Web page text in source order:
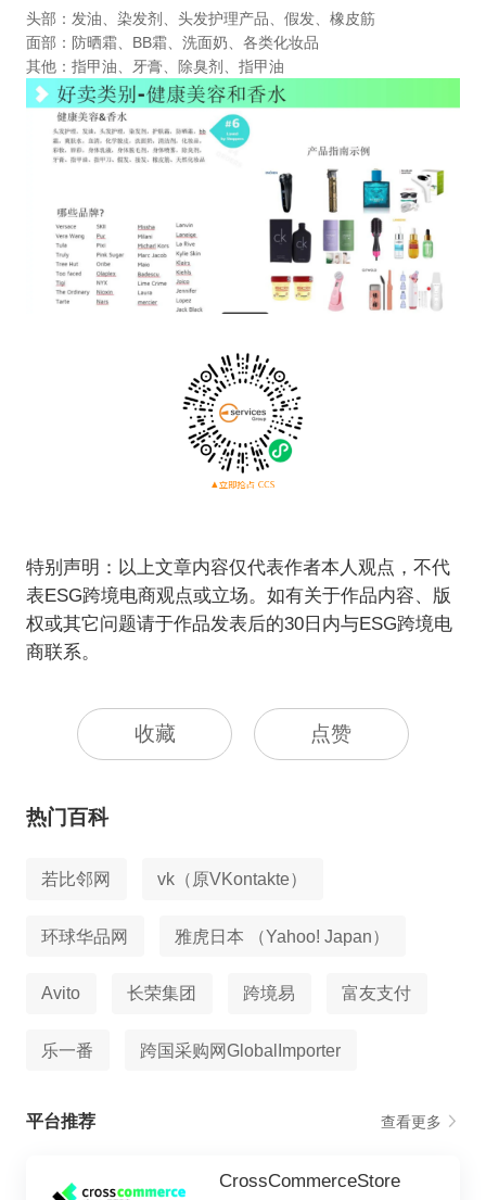
头部：发油、染发剂、头发护理产品、假发、橡皮筋
面部：防晒霜、BB霜、洗面奶、各类化妆品
其他：指甲油、牙膏、除臭剂、指甲油
特别声明：以上文章内容仅代表作者本人观点，不代
表ESG跨境电商观点或立场。如有关于作品内容、版
权或其它问题请于作品发表后的30日内与ESG跨境电
商联系。
收藏 点赞
热门百科
若比邻网 vk（原VKontakte）
环球华品网 雅虎日本 （Yahoo! Japan）
Avito 长荣集团 跨境易 富友支付
乐一番 跨国采购网GlobalImporter
平台推荐 查看更多
CrossCommerceStore